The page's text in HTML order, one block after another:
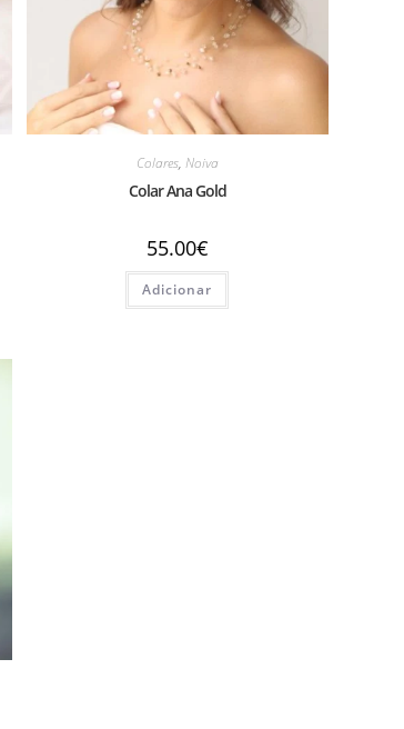
Colares, Noiva
Colar Ana Gold
55.00€
Adicionar